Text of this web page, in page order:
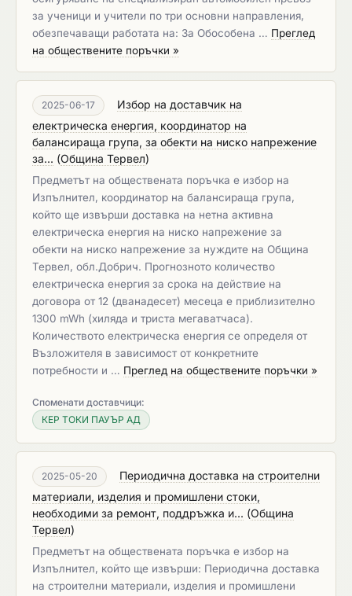
за ученици и учители по три основни направления,
обезпечаващи работата на: За Обособена … Преглед
на обществените поръчки »
2025-06-17
Избор на доставчик на
електрическа енергия, координатор на
балансираща група, за обекти на ниско напрежение
за... (Община Тервел)
Предметът на обществената поръчка е избор на
Изпълнител, координатор на балансираща група,
който ще извърши доставка на нетна активна
електрическа енергия на ниско напрежение за
обекти на ниско напрежение за нуждите на Община
Тервел, обл.Добрич. Прогнозното количество
електрическа енергия за срока на действие на
договора от 12 (дванадесет) месеца е приблизително
1300 mWh (хиляда и триста мегаватчаса).
Количеството електрическа енергия се определя от
Възложителя в зависимост от конкретните
потребности и … Преглед на обществените поръчки »
Споменати доставчици:
КЕР ТОКИ ПАУЪР АД
2025-05-20
Периодична доставка на строителни
материали, изделия и промишлени стоки,
необходими за ремонт, поддръжка и... (Община
Тервел)
Предметът на обществената поръчка е избор на
Изпълнител, който ще извърши: Периодична доставка
на строителни материали, изделия и промишлени